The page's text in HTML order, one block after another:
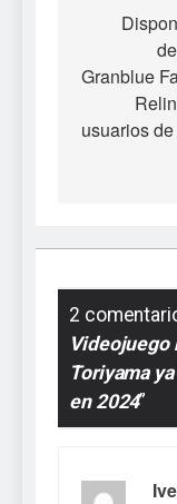
Granblue
usuarios
2
Videojuego
Toriyama
en 2024”